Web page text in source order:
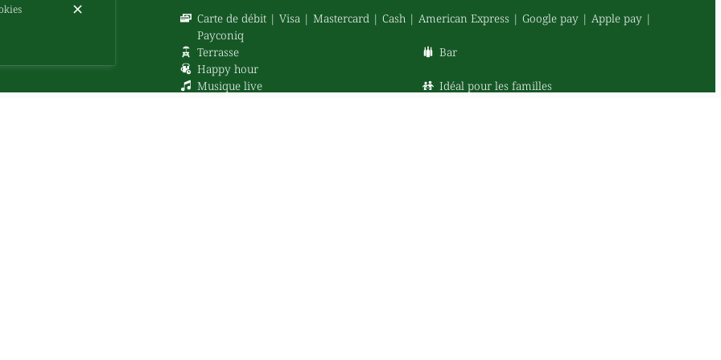
Carte de débit Visa Mastercard Cash American Express Google pay
Apple pay
Payconiq
Terrasse
Bar
Happy hour
Musique live
Idéal pour les familles